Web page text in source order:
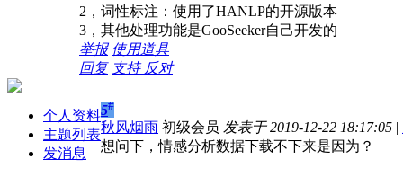
2，词性标注：使用了HANLP的开源版本
3，其他处理功能是GooSeeker自己开发的
举报 使用道具
回复 支持 反对
个人资料
主题列表
发消息
5#
秋风烟雨 初级会员 发表于 2019-12-22 18:17:05 |
想问下，情感分析数据下载不下来是因为？